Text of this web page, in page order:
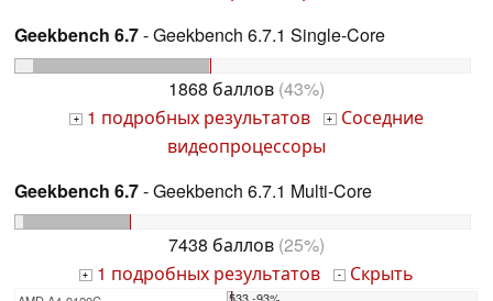
Geekbench 6.7- Geekbench 6.7.1 Single-Core
1868 баллов (43%)
+ 1 подробных результатов + Соседние
видеопроцессоры
Geekbench 6.7- Geekbench 6.7.1 Multi-Core
7438 баллов (25%)
+ 1 подробных результатов - Скрыть